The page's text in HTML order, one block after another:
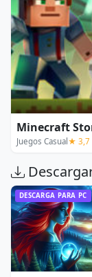
Juegos Casual ★ 3,7
DESCARGA PARA PC